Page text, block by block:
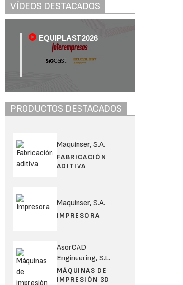
VÍDEOS DESTACADOS
EQUIPLAST 2026
PRODUCTOS DESTACADOS
Maquinser, S.A.
FABRICACIÓN
ADITIVA
Maquinser, S.A.
IMPRESORA
AsorCAD
Engineering, S.L.
MÁQUINAS DE
IMPRESIÓN 3D